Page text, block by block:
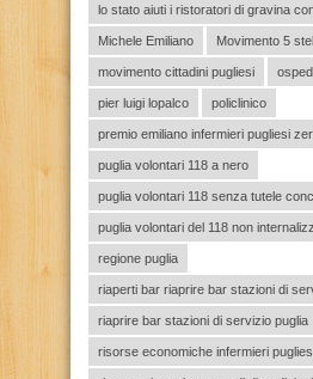
lo stato aiuti i ristoratori di gravina
Michele Emiliano Movimento 5
movimento cittadini pugliesi
pier luigi lopalco policlinico
premio emiliano infermieri pugliesi
puglia volontari 118 a nero
puglia volontari 118 senza tutele
puglia volontari del 118 non
regione puglia
riaperti bar riaprire bar stazioni di
riaprire bar stazioni di servizio puglia
risorse economiche infermieri